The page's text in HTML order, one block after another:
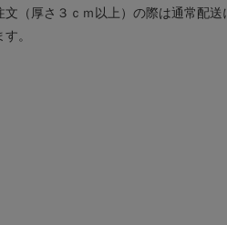
（厚さ３ｃｍ以上）の際は通常配
。